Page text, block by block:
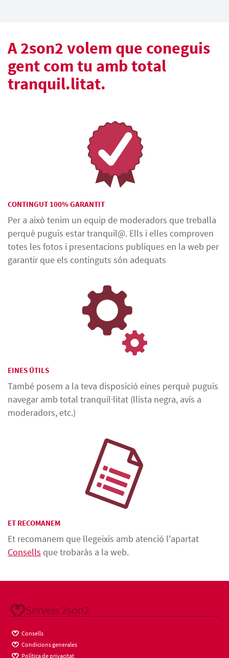
A 2son2 volem que coneguis
gent com tu amb total
tranquil.litat.
CONTINGUT 100% GARANTIT
Per a això tenim un equip de moderadors que treballa
perquè puguis estar tranquil@. Ells i elles comproven
totes les fotos i presentacions publiques en la web per
garantir que els continguts són adequats
EINES ÚTILS
També posem a la teva disposició eines perquè puguis
navegar amb total tranquil·litat (llista negra, avís a
moderadors, etc.)
ET RECOMANEM
Et recomanem que llegeixis amb atenció l'apartat
Consells que trobaràs a la web.
Serveis 2son2
Consells
Condicions generales
Política de privacitat